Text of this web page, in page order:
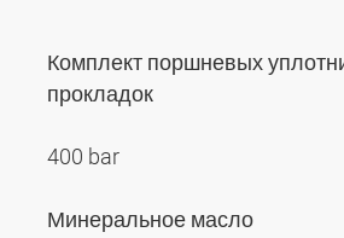
Комплект поршневых
прокладок
400 bar
Минеральное масло